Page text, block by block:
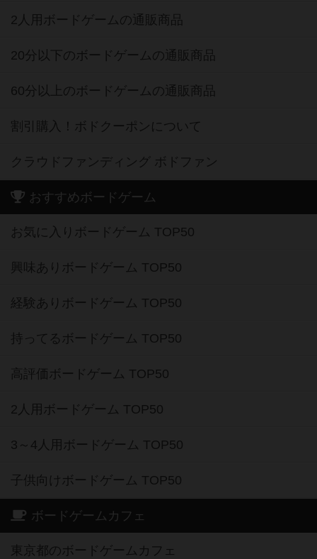
2人用ボードゲームの通販商品
20分以下のボードゲームの通販商品
60分以上のボードゲームの通販商品
割引購入！ボドクーポンについて
クラウドファンディング ボドファン
おすすめボードゲーム
お気に入りボードゲーム TOP50
興味ありボードゲーム TOP50
経験ありボードゲーム TOP50
持ってるボードゲーム TOP50
高評価ボードゲーム TOP50
2人用ボードゲーム TOP50
3～4人用ボードゲーム TOP50
子供向けボードゲーム TOP50
ボードゲームカフェ
東京都のボードゲームカフェ